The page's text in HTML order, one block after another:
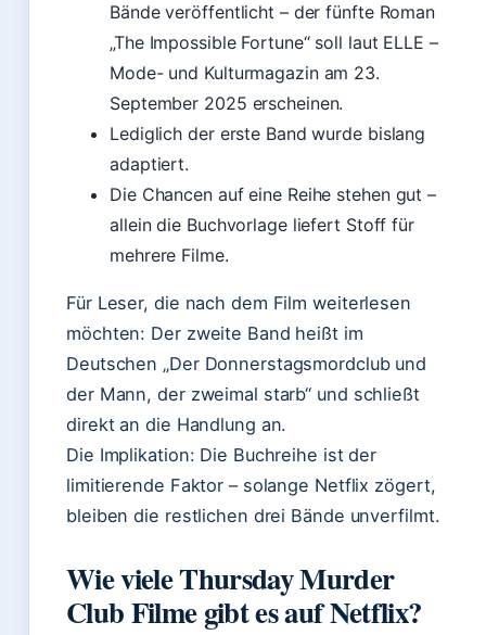
Bände veröffentlicht – der fünfte Roman
„The Impossible Fortune“ soll laut ELLE –
Mode- und Kulturmagazin am 23.
September 2025 erscheinen.
Lediglich der erste Band wurde bislang
adaptiert.
Die Chancen auf eine Reihe stehen gut –
allein die Buchvorlage liefert Stoff für
mehrere Filme.
Für Leser, die nach dem Film weiterlesen
möchten: Der zweite Band heißt im
Deutschen „Der Donnerstagsmordclub und
der Mann, der zweimal starb“ und schließt
direkt an die Handlung an.
Die Implikation: Die Buchreihe ist der
limitierende Faktor – solange Netflix zögert,
bleiben die restlichen drei Bände unverfilmt.
Wie viele Thursday Murder
Club Filme gibt es auf Netflix?